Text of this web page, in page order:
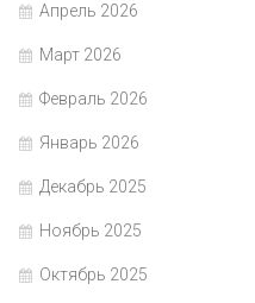
Апрель 2026
Март 2026
Февраль 2026
Январь 2026
Декабрь 2025
Ноябрь 2025
Октябрь 2025